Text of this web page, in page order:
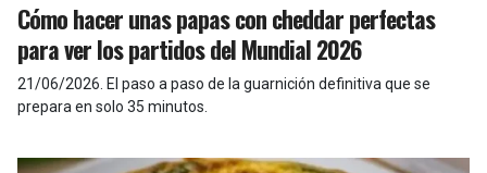
Cómo hacer unas papas con cheddar perfectas
para ver los partidos del Mundial 2026
21/06/2026 El paso a paso de la guarnición definitiva que se
prepara en solo 35 minutos.